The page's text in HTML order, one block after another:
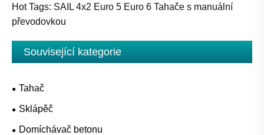
Hot Tags: SAIL 4x2 Euro 5 Euro 6 Tahače s manuální
převodovkou
Související kategorie
Tahač
Sklápěč
Domíchávač betonu